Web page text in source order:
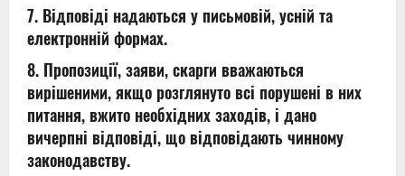
7. Відповіді надаються у письмовій, усній та
електронній формах.
8. Пропозиції, заяви, скарги вважаються
вирішеними, якщо розглянуто всі порушені в них
питання, вжито необхідних заходів, і дано
вичерпні відповіді, що відповідають чинному
законодавству.